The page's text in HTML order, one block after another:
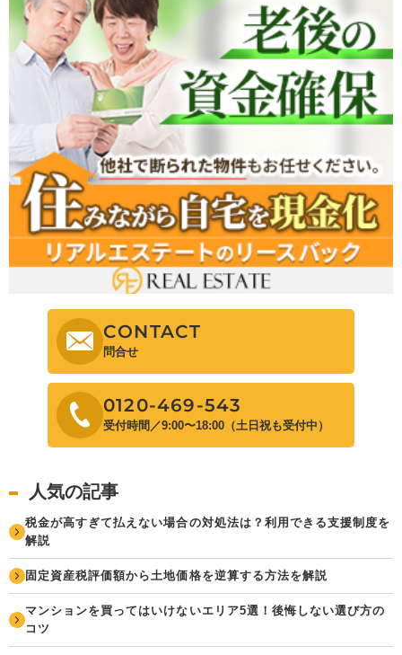
CONTACT
問合せ
0120-469-543
受付時間／9:00〜18:00（土日祝も受付中）
人気の記事
税金が高すぎて払えない場合の対処法は？利用できる支援制度を
解説
固定資産税評価額から土地価格を逆算する方法を解説
マンションを買ってはいけないエリア5選！後悔しない選び方の
コツ